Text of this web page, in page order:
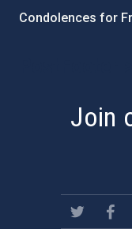
Condolences for
Join